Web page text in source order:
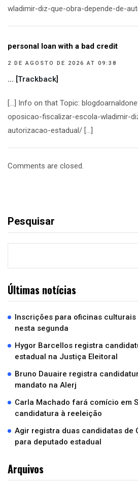
wladimir-diz-que-obra-depende-de-
personal loan with a bad credit
2 DE AGOSTO DE 2026 AT 09:38
… [Trackback]
[…] Info on that Topic:
oposicao-fiscalizar-escola-wladimir-
autorizacao-estadual/ […]
Comments are closed.
Pesquisar
Últimas notícias
Inscrições para oficinas culturais
nesta segunda
Hygor Barcellos registra
estadual na Justiça Eleitoral
Bruno Dauaire registra
mandato na Alerj
Carla Machado fará comício em
candidatura à reeleição
Agir registra duas candidatas de
para deputado estadual
Arquivos